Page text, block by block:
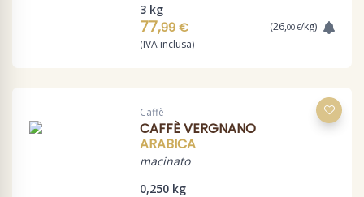
3 kg
77,99 € (26,00 €/kg)
(IVA inclusa)
Caffè
CAFFÈ VERGNANO
ARABICA
macinato
0,250 kg